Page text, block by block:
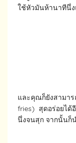
ใช้หัวมันห้านาทีนึ่
และคุณก็ยังสามา
fries) สุดอร่อยได้
นึ่งจนสุก จากนั้นก็